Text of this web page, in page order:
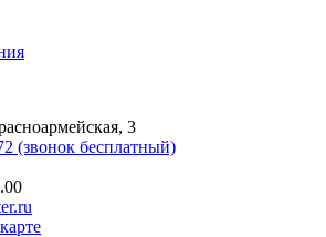
3
(звонок бесплатный)